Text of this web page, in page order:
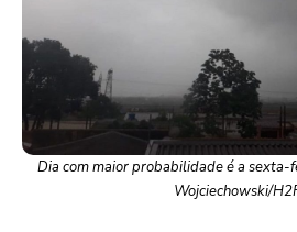
Dia com maior probabilidade é a sexta-
Wojciechowski/